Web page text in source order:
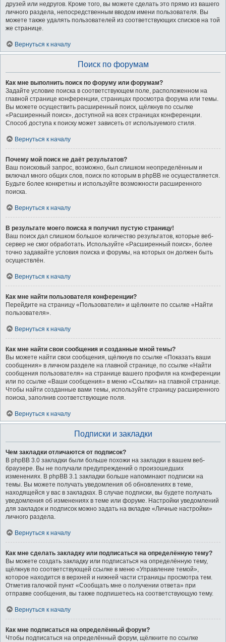
друзей или недругов. Кроме того, вы можете сделать это прямо из вашего
личного раздела, непосредственным вводом имени пользователя. Вы
можете также удалять пользователей из соответствующих списков на той
же странице.
Вернуться к началу
Поиск по форумам
Как мне выполнить поиск по форуму или форумам?
Задайте условие поиска в соответствующем поле, расположенном на
главной странице конференции, страницах просмотра форума или темы.
Вы можете осуществить расширенный поиск, щёлкнув по ссылке
«Расширенный поиск», доступной на всех страницах конференции.
Способ доступа к поиску может зависеть от используемого стиля.
Вернуться к началу
Почему мой поиск не даёт результатов?
Ваш поисковый запрос, возможно, был слишком неопределённым и
включал много общих слов, поиск по которым в phpBB не осуществляется.
Будьте более конкретны и используйте возможности расширенного
поиска.
Вернуться к началу
В результате моего поиска я получил пустую страницу!
Ваш поиск дал слишком большое количество результатов, которые веб-
сервер не смог обработать. Используйте «Расширенный поиск», более
точно задавайте условия поиска и форумы, на которых он должен быть
осуществлён.
Вернуться к началу
Как мне найти пользователя конференции?
Перейдите на страницу «Пользователи» и щёлкните по ссылке «Найти
пользователя».
Вернуться к началу
Как мне найти свои сообщения и созданные мной темы?
Вы можете найти свои сообщения, щёлкнув по ссылке «Показать ваши
сообщения» в личном разделе на главной странице, по ссылке «Найти
сообщения пользователя» на странице вашего профиля на конференции
или по ссылке «Ваши сообщения» в меню «Ссылки» на главной странице.
Чтобы найти созданные вами темы, используйте страницу расширенного
поиска, заполнив соответствующие поля.
Вернуться к началу
Подписки и закладки
Чем закладки отличаются от подписок?
В phpBB 3.0 закладки были больше похожи на закладки в вашем веб-
браузере. Вы не получали предупреждений о произошедших
изменениях. В phpBB 3.1 закладки больше напоминают подписки на
темы. Вы можете получать уведомления об обновлениях в теме,
находящейся у вас в закладках. В случае подписки, вы будете получать
уведомления об изменениях в теме или форуме. Настройки уведомлений
для закладок и подписок можно задать на вкладке «Личные настройки»
личного раздела.
Вернуться к началу
Как мне сделать закладку или подписаться на определённую тему?
Вы можете создать закладку или подписаться на определённую тему,
щёлкнув по соответствующей ссылке в меню «Управление темой»,
которое находится в верхней и нижней части страницы просмотра тем.
Отметив галочкой пункт «Сообщать мне о получении ответа» при
отправке сообщения, вы также подпишетесь на соответствующую тему.
Вернуться к началу
Как мне подписаться на определённый форум?
Чтобы подписаться на определённый форум, щёлкните по ссылке